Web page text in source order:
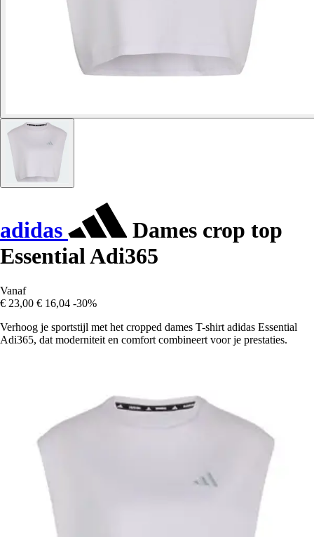
adidas
Dames crop top
Essential Adi365
Vanaf
€ 23,00 € 16,04 -30%
Verhoog je sportstijl met het cropped dames T-shirt adidas Essential
Adi365, dat moderniteit en comfort combineert voor je prestaties.